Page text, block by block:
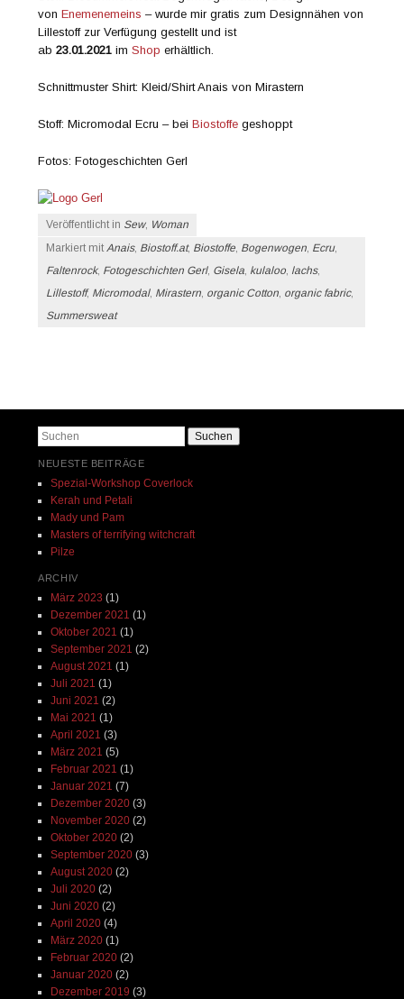
vonEnemenemeins – wurde mir gratis zum Designnähen von
Lillestoff zur Verfügung gestellt und ist
ab23.01.2021 imShop erhältlich.
Schnittmuster Shirt: Kleid/Shirt Anais von Mirastern
Stoff: Micromodal Ecru – beiBiostoffe geshoppt
Fotos: Fotogeschichten Gerl
Veröffentlicht in Sew, Woman
Markiert mitAnais, Biostoff.at, Biostoffe, Bogenwogen, Ecru,
Faltenrock, Fotogeschichten Gerl, Gisela, kulaloo, lachs,
Lillestoff, Micromodal, Mirastern, organic Cotton, organic fabric,
Summersweat
Suchen
NEUESTE BEITRÄGE
Spezial-Workshop Coverlock
Kerah und Petali
Mady und Pam
Masters of terrifying witchcraft
Pilze
ARCHIV
März 2023 (1)
Dezember 2021 (1)
Oktober 2021 (1)
September 2021 (2)
August 2021 (1)
Juli 2021 (1)
Juni 2021 (2)
Mai 2021 (1)
April 2021 (3)
März 2021 (5)
Februar 2021 (1)
Januar 2021 (7)
Dezember 2020(3)
November 2020(2)
Oktober 2020(2)
September 2020(3)
August 2020(2)
Juli 2020(2)
Juni 2020(2)
April 2020(4)
März 2020(1)
Februar 2020(2)
Januar 2020(2)
Dezember 2019 (3)